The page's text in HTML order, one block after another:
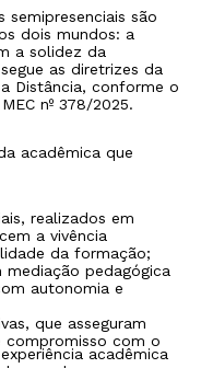
semipresenciais são
dois mundos: a
a solidez da
as diretrizes da
Distância, conforme o
nº 378/2025.
acadêmica que
realizados em
a vivência
da formação;
mediação pedagógica
autonomia e
que asseguram
compromisso com o
acadêmica